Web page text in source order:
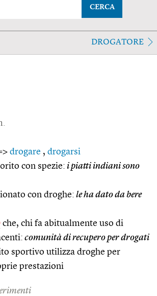
CERCA
DROGATORE
drogare , drogarsi
con spezie: i piatti indiani sono
con droghe: le ha dato da bere
che, chi fa abitualmente uso di
comunità di recupero per drogati
sportivo utilizza droghe per
prestazioni